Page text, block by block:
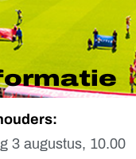
3 augustus, 10.00